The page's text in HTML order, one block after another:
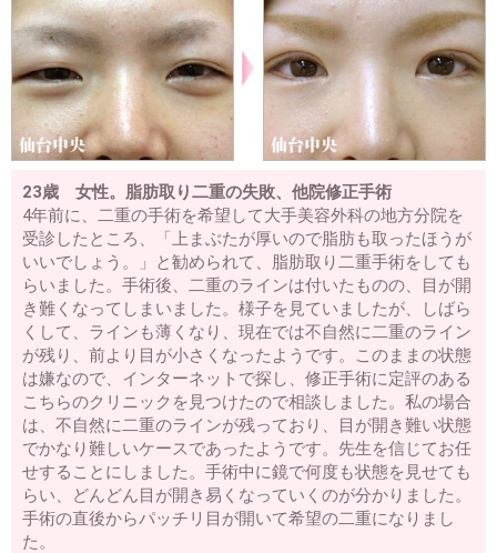
23歳 女性。脂肪取り二重の失敗、他院修正手術
4年前に、二重の手術を希望して大手美容外科の地方分院を
受診したところ、「上まぶたが厚いので脂肪も取ったほうが
いいでしょう。」と勧められて、脂肪取り二重手術をしても
らいました。手術後、二重のラインは付いたものの、目が開
き難くなってしまいました。様子を見ていましたが、しばら
くして、ラインも薄くなり、現在では不自然に二重のライン
が残り、前より目が小さくなったようです。このままの状態
は嫌なので、インターネットで探し、修正手術に定評のある
こちらのクリニックを見つけたので相談しました。私の場合
は、不自然に二重のラインが残っており、目が開き難い状態
でかなり難しいケースであったようです。先生を信じてお任
せすることにしました。手術中に鏡で何度も状態を見せても
らい、どんどん目が開き易くなっていくのが分かりました。
手術の直後からパッチリ目が開いて希望の二重になりまし
た。